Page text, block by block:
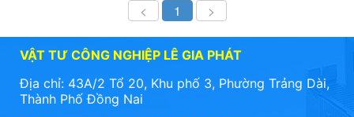
< 1 >
VẬT TƯ CÔNG NGHIỆP LÊ GIA PHÁT
Địa chỉ: 43A/2 Tổ 20, Khu phố 3, Phường Trảng Dài,
Thành Phố Đồng Nai